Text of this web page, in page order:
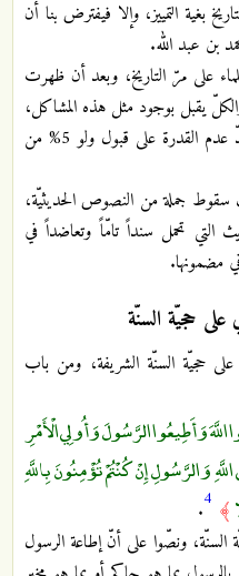
بغية التمييز، وإلا فيفترض بنا أن
بن عبد الله.
على مرّ التاريخ، وبعد أن ظهرت
يقبل بوجود مثل هذه المشاكل،
لكن هل هذه المشاكل تصل بنا إلى حدّ عدم القدرة على قبول ولو 5% من
جملة من النصوص الحديثيّة،
تحمل سنداً تامّاً وتعاضداً في
مضمونها.
على حجيّة السنّة
على حجيّة السنّة الشريفة، ومن باب
اللَّهَ وَأَطِيعُوا الرَّسُولَ وَأُولِي الْأَمْرِ
وَالرَّسُولِ إِنْ كُنْتُمْ تُؤْمِنُونَ بِاللَّهِ
﴾ 4
.
السنّة، ونصّوا على أنّ إطاعة الرسول